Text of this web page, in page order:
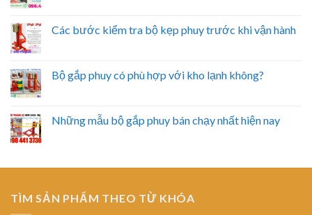
Các bước kiểm tra bộ kẹp phuy trước khi vận hành
Bộ gắp phuy có phù hợp với kho lạnh không?
Những mẫu bộ gắp phuy bán chạy nhất hiện nay
TÌM SẢN PHẨM THEO TỪ KHÓA